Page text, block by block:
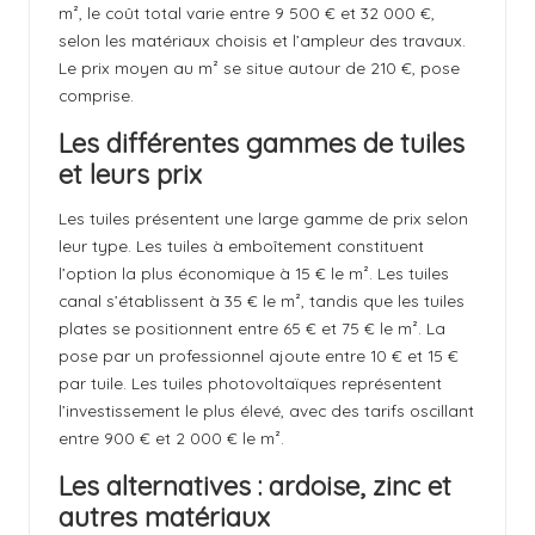
m², le coût total varie entre 9 500 € et 32 000 €,
selon les matériaux choisis et l’ampleur des travaux.
Le prix moyen au m² se situe autour de 210 €, pose
comprise.
Les différentes gammes de tuiles
et leurs prix
Les tuiles présentent une large gamme de prix selon
leur type. Les tuiles à emboîtement constituent
l’option la plus économique à 15 € le m². Les tuiles
canal s’établissent à 35 € le m², tandis que les tuiles
plates se positionnent entre 65 € et 75 € le m². La
pose par un professionnel ajoute entre 10 € et 15 €
par tuile. Les tuiles photovoltaïques représentent
l’investissement le plus élevé, avec des tarifs oscillant
entre 900 € et 2 000 € le m².
Les alternatives : ardoise, zinc et
autres matériaux